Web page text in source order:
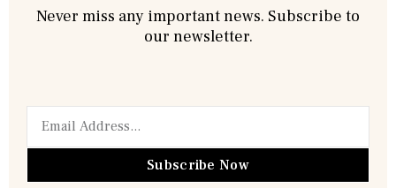
Never miss any important news. Subscribe to
our newsletter.
Subscribe Now